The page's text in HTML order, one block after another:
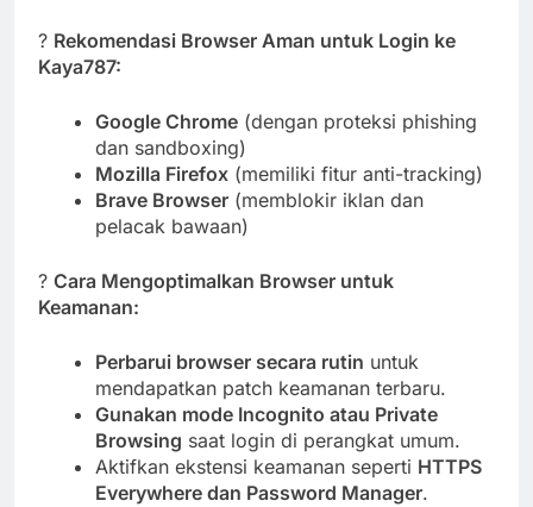
? Rekomendasi Browser Aman untuk Login ke
Kaya787:
Google Chrome (dengan proteksi phishing
dan sandboxing)
Mozilla Firefox (memiliki fitur anti-tracking)
Brave Browser (memblokir iklan dan
pelacak bawaan)
? Cara Mengoptimalkan Browser untuk
Keamanan:
Perbarui browser secara rutin untuk
mendapatkan patch keamanan terbaru.
Gunakan mode Incognito atau Private
Browsing saat login di perangkat umum.
Aktifkan ekstensi keamanan seperti HTTPS
Everywhere dan Password Manager.